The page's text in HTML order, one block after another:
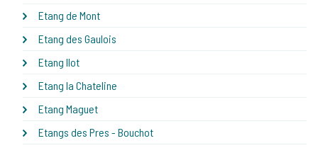
Etang de Mont
Etang des Gaulois
Etang Ilot
Etang la Chateline
Etang Maguet
Etangs des Pres - Bouchot